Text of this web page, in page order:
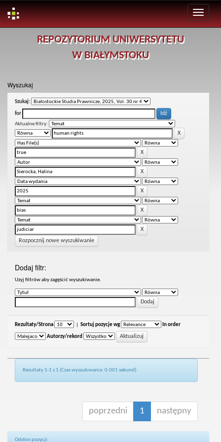
REPOZYTORIUM UNIWERSYTETU
W BIAŁYMSTOKU
Wyszukaj
Szukaj:
for
Aktualne filtry:
Rozpocznij nowe wyszukiwanie
Dodaj filtr:
Uzyj filtrów aby zagęścić wyszukiwanie.
Rezultaty/Strona Sortuj pozycje wg In order
Autorzy/rekord
Rezultaty 1-1 z 1 (Czas wyszukiwania: 0.001 sekund).
poprzedni 1 następny
Odsłon pozycji: